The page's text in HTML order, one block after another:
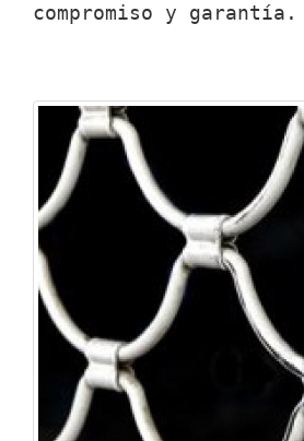
compromiso y garantía.